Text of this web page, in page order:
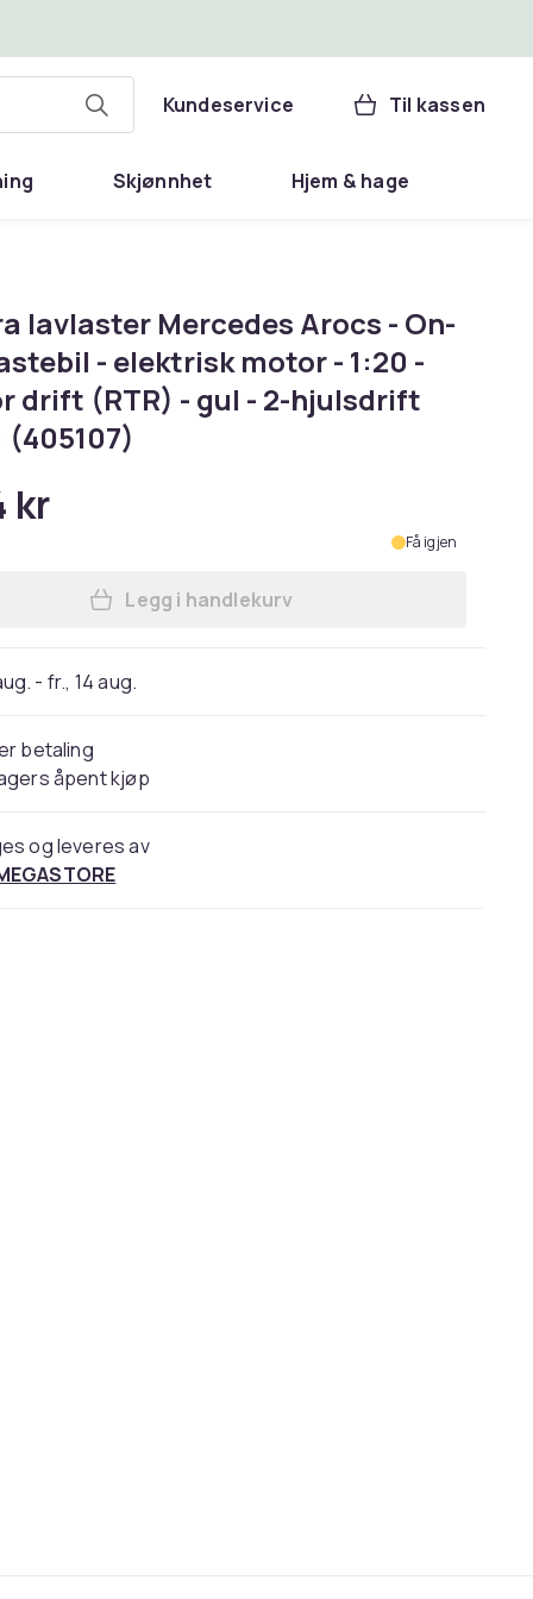
Kundeservice Til kassen
Skjønnhet Hjem & hage
lavlaster Mercedes Arocs - On-
- elektrisk motor - 1:20 -
drift (RTR) - gul - 2-hjulsdrift
(405107)
kr
Få igjen
Legg Jamara lavlaster Mercedes
Legg i handlekurv
- fr., 14 aug.
betaling
åpent kjøp
og leveres av